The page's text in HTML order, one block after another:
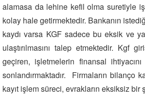
alamasa da lehine kefil olma suretiyle
kolay hale getirmektedir. Bankanın
kaydı varsa KGF sadece bu eksik ve
ulaştırılmasını talep etmektedir. Kgf
geçiren, işletmelerin finansal
sonlandırmaktadır. Firmaların bilanço
kayıt işlem süreci, evrakların eksiksiz bir